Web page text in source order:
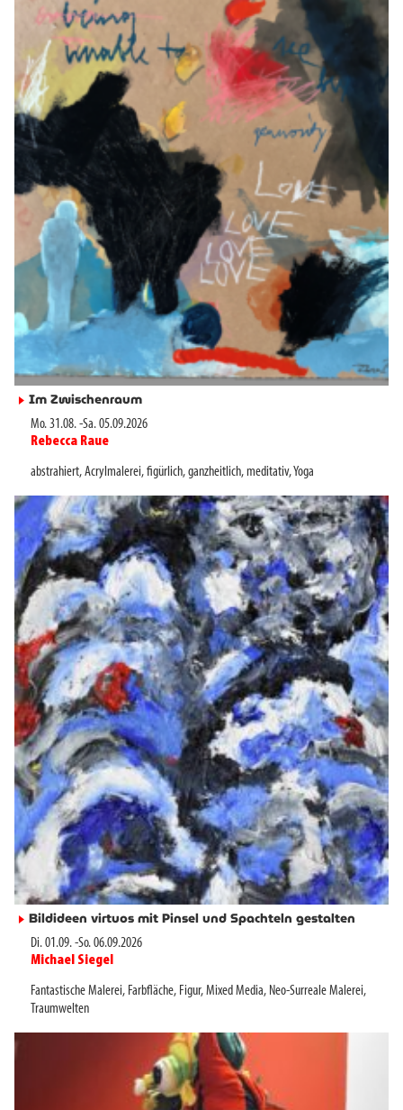
► Im Zwischenraum
Mo. 31.08.-Sa. 05.09.2026
Rebecca Raue
abstrahiert,Acrylmalerei,figürlich,ganzheitlich,meditativ,Yoga
► Bildideen virtuos mit Pinsel und Spachteln gestalten
Di. 01.09.-So. 06.09.2026
Michael Siegel
Fantastische Malerei, Farbfläche, Figur,Mixed Media, Neo-Surreale Malerei,
Traumwelten